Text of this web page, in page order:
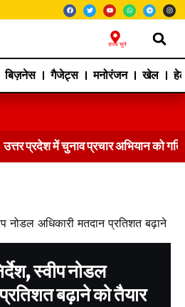
राज्य चुने
बिज़नेस गैजेट्स मनोरंजन खेल
प्रचार अभियान को गति देगी भाजपा
स्वीप नोडल
बढ़ाने को तैयार